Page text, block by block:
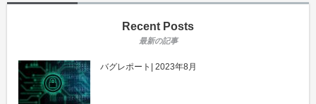
Recent Posts
バグレポート| 2023年8月